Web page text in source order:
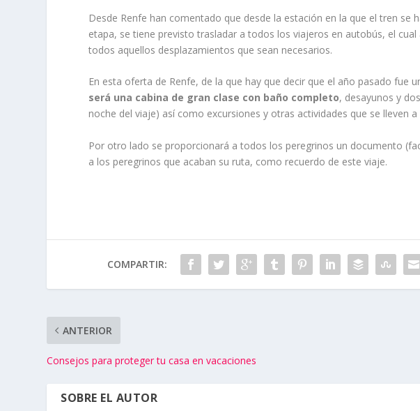
Desde Renfe han comentado que desde la estación en la que el tren se
etapa, se tiene previsto trasladar a todos los viajeros en autobús, el
todos aquellos desplazamientos que sean necesarios.
En esta oferta de Renfe, de la que hay que decir que el año pasado fue
será una cabina de gran clase con baño completo, desayunos y
noche del viaje) así como excursiones y otras actividades que se lleven a
Por otro lado se proporcionará a todos los peregrinos un documento
a los peregrinos que acaban su ruta, como recuerdo de este viaje.
COMPARTIR:
ANTERIOR
Consejos para proteger tu casa en vacaciones
SOBRE EL AUTOR